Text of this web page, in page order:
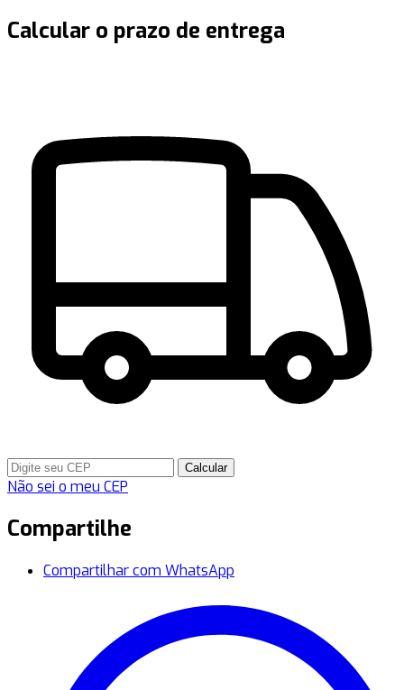
Calcular o prazo de entrega
Calcular
Não sei o meu CEP
Compartilhe
Compartilhar com WhatsApp